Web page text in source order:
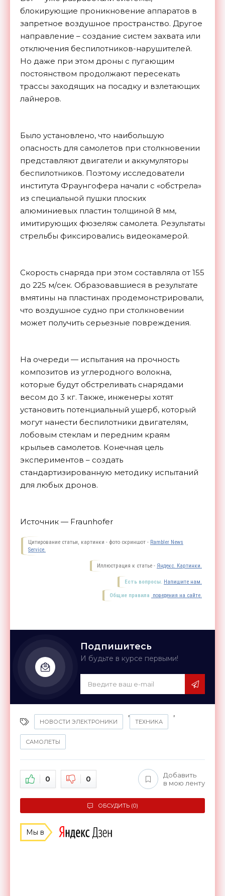
блокирующие проникновение аппаратов в
запретное воздушное пространство. Другое
направление – создание систем захвата или
отключения беспилотников-нарушителей.
Но даже при этом дроны с пугающим
постоянством продолжают пересекать
трассы заходящих на посадку и взлетающих
лайнеров.
Было установлено, что наибольшую
опасность для самолетов при столкновении
представляют двигатели и аккумуляторы
беспилотников. Поэтому исследователи
института Фраунгофера начали с «обстрела»
из специальной пушки плоских
алюминиевых пластин толщиной 8 мм,
имитирующих фюзеляж самолета. Результаты
стрельбы фиксировались видеокамерой.
Скорость снаряда при этом составляла от 155
до 225 м/сек. Образовавшиеся в результате
вмятины на пластинах продемонстрировали,
что воздушное судно при столкновении
может получить серьезные повреждения.
На очереди — испытания на прочность
композитов из углеродного волокна,
которые будут обстреливать снарядами
весом до 3 кг. Также, инженеры хотят
установить потенциальный ущерб, который
могут нанести беспилотники двигателям,
лобовым стеклам и передним краям
крыльев самолетов. Конечная цель
экспериментов – создать
стандартизированную методику испытаний
для любых дронов.
Источник — Fraunhofer
Цитирование статьи, картинки - фото скриншот - Rambler News
Service.
Иллюстрация к статье - Яндекс. Картинки.
Есть вопросы. Напишите нам.
Общие правила поведения на сайте.
Подпишитесь
И будьте в курсе первыми!
НОВОСТИ ЭЛЕКТРОНИКИ
,
ТЕХНИКА
,
САМОЛЕТЫ
0 0
Добавить
в мою ленту
ОБСУДИТЬ (0)
Мы в